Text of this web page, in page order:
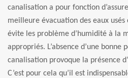
canalisation a pour fonction
meilleure évacuation des eaux
évite les problème d’humidité à la
appropriés. L’absence d’une bonne
canalisation provoque la présence
C’est pour cela qu’il est